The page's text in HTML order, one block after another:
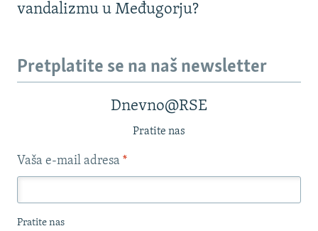
vandalizmu u Međugorju?
Pretplatite se na naš newsletter
Dnevno@RSE
Pratite nas
Vaša e-mail adresa *
Pratite nas